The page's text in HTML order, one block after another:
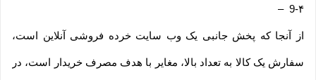
9-۴ –
از آنجا که پخش جانبی یک وب ‌سایت خرده‌ فروشی آنلاین است،
سفارش یک کالا به تعداد بالا، مغایر با هدف مصرف خریدار است، در